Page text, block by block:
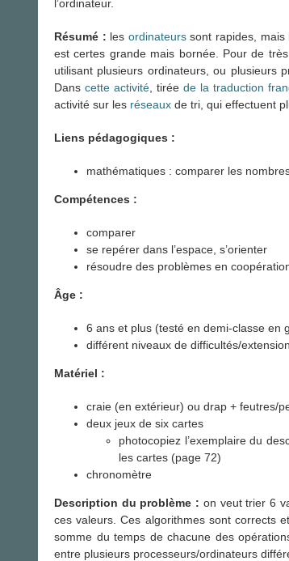
l’ordinateur.
Résumé : les ordinateurssont rapides, mais
est certes grande mais bornée. Pour de
utilisant plusieurs ordinateurs, ou plusieurs
Dans cette activité , tirée de la traduction
activité sur les réseaux de tri, qui effectuent
Liens pédagogiques :
mathématiques : comparer les
Compétences :
comparer
se repérer dans l’espace, s’orienter
résoudre des problèmes en
Âge :
6 ans et plus (testé en demi-classe en
différent niveaux de difficultés/
Matériel :
craie (en extérieur) ou drap + feutres/
deux jeux de six cartes
photocopiez l’exemplaire du
les cartes (page 72)
chronomètre
Description du problème : on veut trier 6
ces valeurs. Ces algorithmes sont corrects
somme du temps de chacune des
entre plusieurs processeurs/ordinateurs